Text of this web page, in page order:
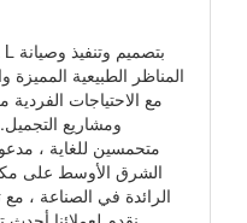
المناظر الطبيعية
مع الاحتياجات
ومشاريع
متحمسين للغاية ،
الرائدة في الصناعة ، مع